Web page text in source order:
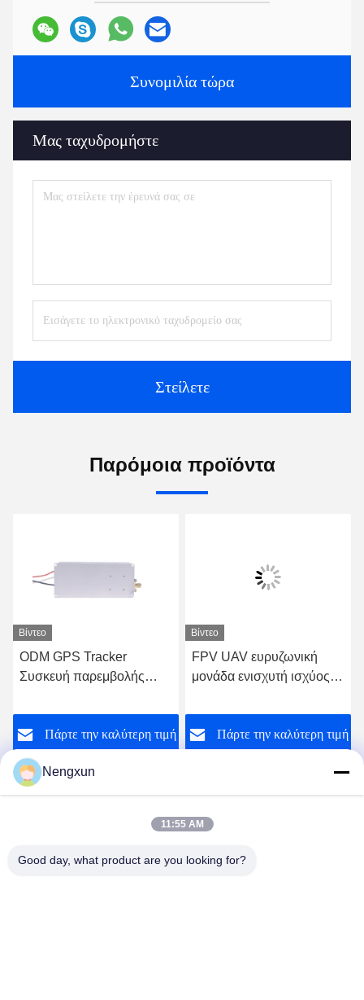
Συνομιλία τώρα
Μας ταχυδρομήστε
Στείλετε
Παρόμοια προϊόντα
Βίντεο
ODM GPS Tracker
Συσκευή παρεμβολής
Μοντέλο 420-450MHz
Πάρτε την καλύτερη τιμή
Βίντεο
FPV UAV ευρυζωνική
μονάδα ενισχυτή ισχύος
παρεμβολής 30W 1170-
1280MHz
Πάρτε την καλύτερη τιμή
Nengxun Communication Technology Co.,Ltd.
Nengxun
11:55 AM
Good day, what product are you looking for?